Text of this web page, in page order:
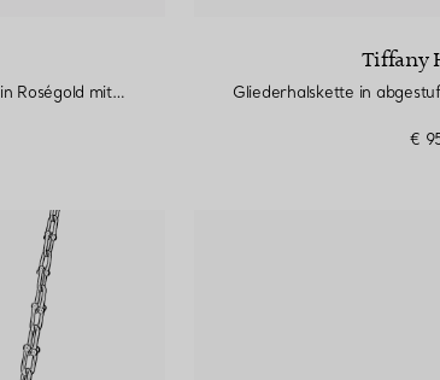
Gliederhalskette in abgestuftem Design in Roségold mit Pavé-Diamanten
Tiffany
€